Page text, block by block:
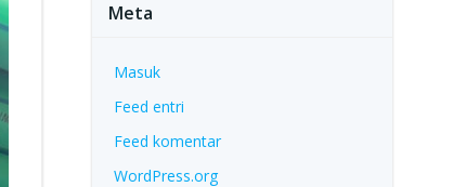
Meta
Masuk
Feed entri
Feed komentar
WordPress.org